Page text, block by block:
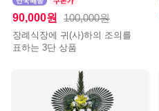
90,000원 100,000원
장례식장에 귀(사)하의 조의를
표하는 3단 상품